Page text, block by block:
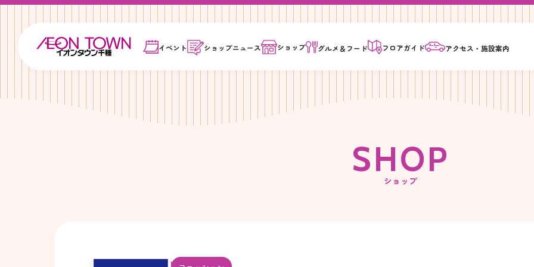
イベント ショップニュース ショップ グルメ＆ フード フロアガイド アクセス・施設案内
SHOP
ショップ